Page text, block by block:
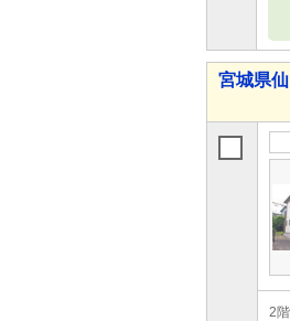
宮城県
2